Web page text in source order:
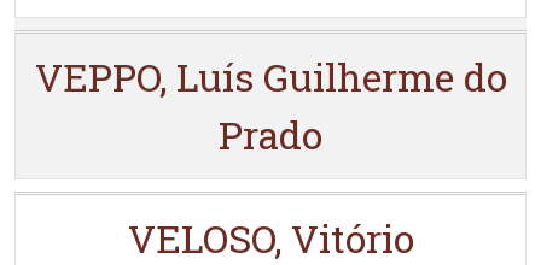
VEPPO, Luís Guilherme do
Prado
VELOSO, Vitório